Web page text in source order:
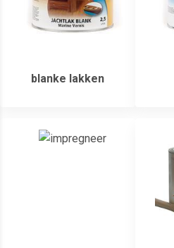
blanke lakken